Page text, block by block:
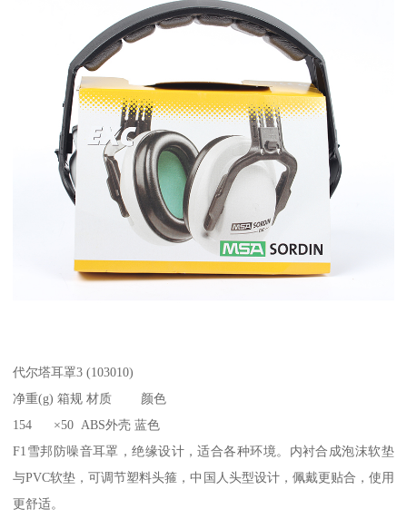
代尔塔耳罩3 (103010)
净重(g) 箱规 材质 颜色
154 ×50 ABS外壳 蓝色
F1雪邦防噪音耳罩，绝缘设计，适合各种环境。内衬合成泡沫软垫
与PVC软垫，可调节塑料头箍，中国人头型设计，佩戴更贴合，使用
更舒适。